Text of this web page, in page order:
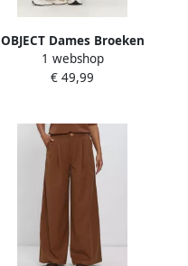
OBJECT Dames Broeken
Objlisa Wide Pant Bruin
1 webshop
€ 49,99